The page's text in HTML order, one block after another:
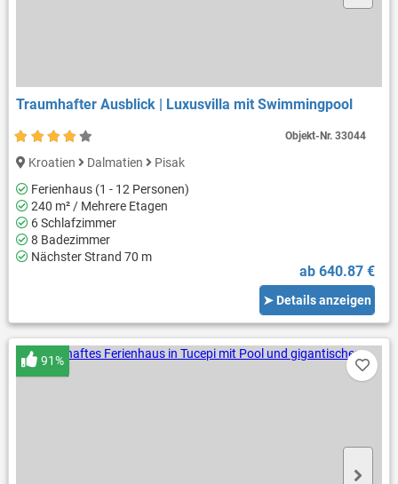
Traumhafter Ausblick | Luxusvilla mit Swimmingpool
Kroatien Dalmatien
Pisak
Ferienhaus (1 - 12 Personen)
240 m² / Mehrere Etagen
6 Schlafzimmer
8 Badezimmer
Nächster Strand 70 m
ab 640.87 €
➤ Details anzeigen
Objekt-Nr.33044
91%